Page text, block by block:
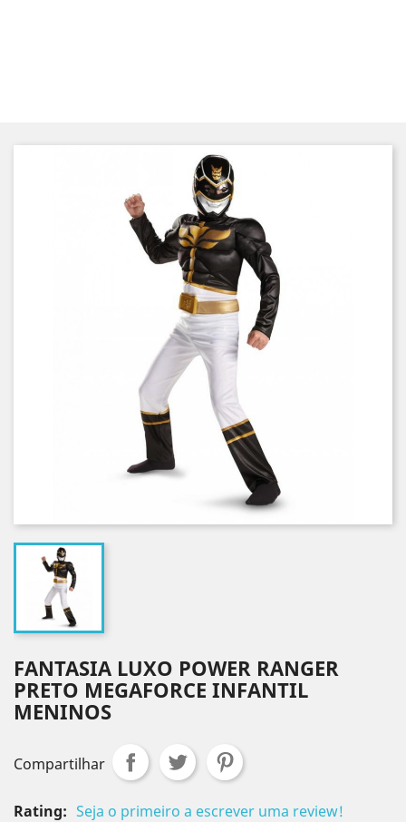
FANTASIA LUXO POWER RANGER
PRETO MEGAFORCE INFANTIL
MENINOS
Compartilhar
Rating: Seja o primeiro a escrever uma review!